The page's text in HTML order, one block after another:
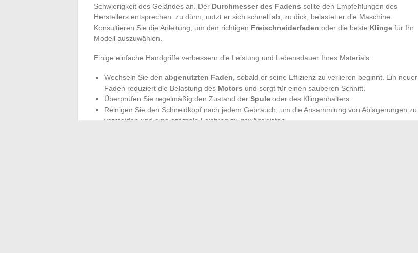
Schwierigkeit des Geländes an. Der Durchmesser des Fadens sollte den Empfehlungen des
Herstellers entsprechen: zu dünn, nutzt er sich schnell ab; zu dick, belastet er die Maschine.
Konsultieren Sie die Anleitung, um den richtigen Freischneiderfaden oder die beste Klinge für Ihr
Modell auszuwählen.
Einige einfache Handgriffe verbessern die Leistung und Lebensdauer Ihres Materials:
Wechseln Sie den abgenutzten Faden , sobald er seine Effizienz zu verlieren beginnt. Ein neuer
Faden reduziert die Belastung des Motors und sorgt für einen sauberen Schnitt.
Überprüfen Sie regelmäßig den Zustand der Spule oder des Klingenhalters.
Reinigen Sie den Schneidkopf nach jedem Gebrauch, um die Ansammlung von Ablagerungen zu
vermeiden und eine optimale Leistung zu gewährleisten.